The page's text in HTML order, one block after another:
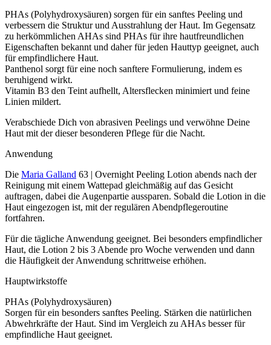
PHAs (Polyhydroxysäuren) sorgen für ein sanftes Peeling und
verbessern die Struktur und Ausstrahlung der Haut. Im Gegensatz
zu herkömmlichen AHAs sind PHAs für ihre hautfreundlichen
Eigenschaften bekannt und daher für jeden Hauttyp geeignet, auch
für empfindlichere Haut.
Panthenol sorgt für eine noch sanftere Formulierung, indem es
beruhigend wirkt.
Vitamin B3 den Teint aufhellt, Altersflecken minimiert und feine
Linien mildert.
Verabschiede Dich von abrasiven Peelings und verwöhne Deine
Haut mit der dieser besonderen Pflege für die Nacht.
Anwendung
Die Maria Galland 63 | Overnight Peeling Lotion abends nach der
Reinigung mit einem Wattepad gleichmäßig auf das Gesicht
auftragen, dabei die Augenpartie aussparen. Sobald die Lotion in die
Haut eingezogen ist, mit der regulären Abendpflegeroutine
fortfahren.
Für die tägliche Anwendung geeignet. Bei besonders empfindlicher
Haut, die Lotion 2 bis 3 Abende pro Woche verwenden und dann
die Häufigkeit der Anwendung schrittweise erhöhen.
Hauptwirkstoffe
PHAs (Polyhydroxysäuren)
Sorgen für ein besonders sanftes Peeling. Stärken die natürlichen
Abwehrkräfte der Haut. Sind im Vergleich zu AHAs besser für
empfindliche Haut geeignet.